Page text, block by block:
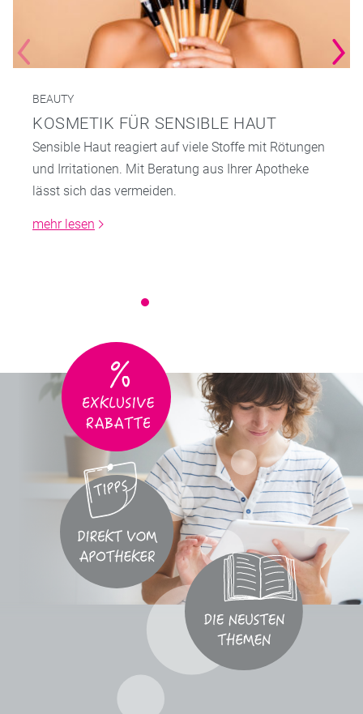
BEAUTY
KOSMETIK FÜR SENSIBLE HAUT
Sensible Haut reagiert auf viele Stoffe mit Rötungen
und Irritationen. Mit Beratung aus Ihrer Apotheke
lässt sich das vermeiden.
mehr lesen